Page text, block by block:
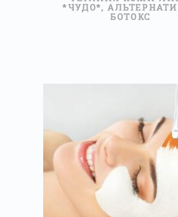
*ЧУДО*,
БОТОКС
50МИНУТ
50,00 €
ПРОЧИТАЙТЕ БОЛЬШЕ